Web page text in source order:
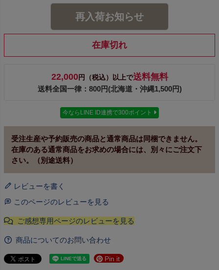
再入荷お知らせ
在庫切れ
22,000円（税込）以上で送料無料
送料全国一律：800円(北海道・沖縄1,500円)
今ならLINE ID連携で300ポイント
受注生産や予約販売の商品と通常商品は同梱できません。
在庫のある通常商品をお求めの場合には、別々にご注文下
さい。（別途送料）
レビューを書く
このページのレビューを見る
商品についてのお問い合わせ
Pin it